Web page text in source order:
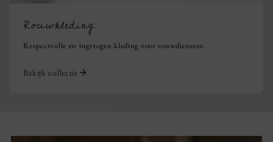
Rouwkleding
Respectvolle en ingetogen kleding voor rouwdiensten.
Bekijk collectie